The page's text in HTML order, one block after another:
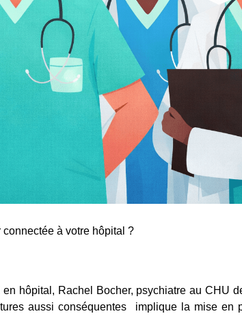
à votre hôpital ?
hôpital, Rachel Bocher, psychiatre au CHU
aussi conséquentes implique la mise en